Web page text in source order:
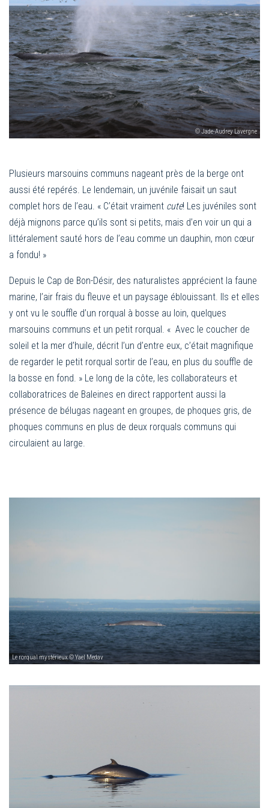
© Jade-Audrey Lavergne
Plusieurs marsouins communs nageant près de la berge ont
aussi été repérés. Le lendemain, un juvénile faisait un saut
complet hors de l’eau. « C’était vraiment cute! Les juvéniles sont
déjà mignons parce qu’ils sont si petits, mais d’en voir un qui a
littéralement sauté hors de l’eau comme un dauphin, mon cœur
a fondu! »
Depuis le Cap de Bon-Désir, des naturalistes apprécient la faune
marine, l’air frais du fleuve et un paysage éblouissant. Ils et elles
y ont vu le souffle d’un rorqual à bosse au loin, quelques
marsouins communs et un petit rorqual. « Avec le coucher de
soleil et la mer d’huile, décrit l’un d’entre eux, c’était magnifique
de regarder le petit rorqual sortir de l’eau, en plus du souffle de
la bosse en fond. » Le long de la côte, les collaborateurs et
collaboratrices de Baleines en direct rapportent aussi la
présence de bélugas nageant en groupes, de phoques gris, de
phoques communs en plus de deux rorquals communs qui
circulaient au large.
Le rorqual mystérieux © Yael Medav